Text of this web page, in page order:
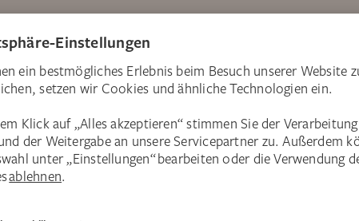
Jetzt anmelden